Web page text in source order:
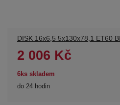
DISK 16x6,5 5x130x78,1 ET60
2 006 Kč
6ks skladem
do 24 hodin